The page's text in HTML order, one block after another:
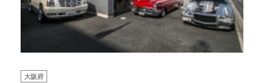
大阪府